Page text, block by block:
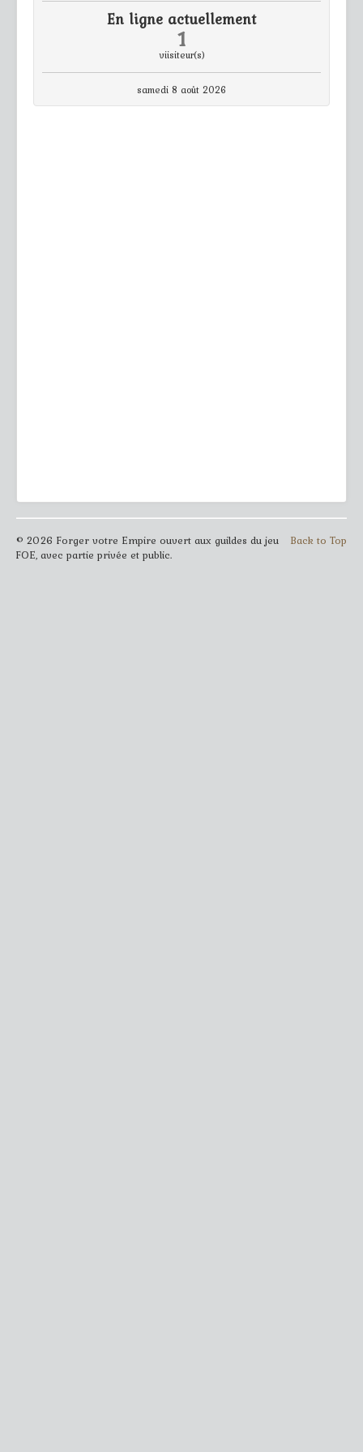
En ligne actuellement
1
viisiteur(s)
samedi 8 août 2026
Back to Top
© 2026 Forger votre Empire ouvert aux guildes du jeu
FOE, avec partie privée et public.